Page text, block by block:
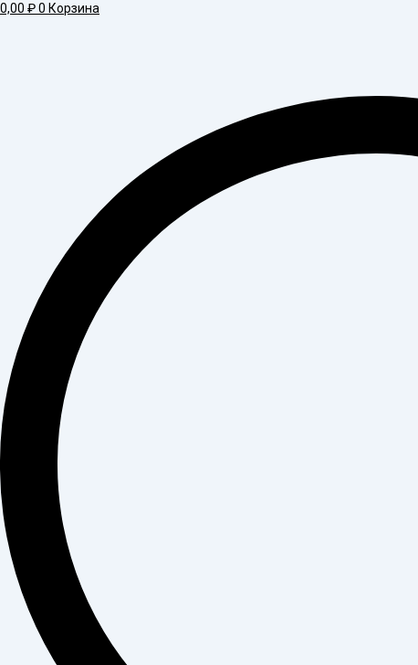
0,00 ₽0 Корзина